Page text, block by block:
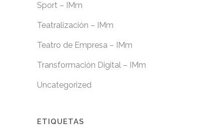
Sport – IMm
Teatralización – IMm
Teatro de Empresa – IMm
Transformación Digital – IMm
Uncategorized
ETIQUETAS